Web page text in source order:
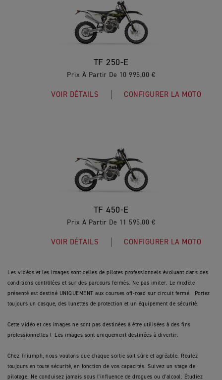
TF 250-E
Prix À Partir De 10 995,00 €
VOIR DÉTAILS CONFIGURER LA MOTO
TF 450-E
Prix À Partir De 11 595,00 €
VOIR DÉTAILS CONFIGURER LA MOTO
Les vidéos et les images sont celles de pilotes professionnels évoluant dans des
conditions contrôlées et sur des parcours fermés. Ne pas imiter. Le modèle
présenté est destiné UNIQUEMENT aux courses off-road sur circuit fermé. Portez
toujours un casque, des lunettes de protection et un équipement de sécurité.
Cette vidéo et ces images ne sont pas destinées à être utilisées à des fins
professionnelles ! Les images sont uniquement destinées à divertir.
Chez Triumph, nous voulons que chaque sortie soit sûre et agréable. Roulez
toujours en toute sécurité, en fonction de vos capacités. Suivez un stage de
pilotage. Ne conduisez jamais sous l'influence de drogues ou d'alcool. Étudiez